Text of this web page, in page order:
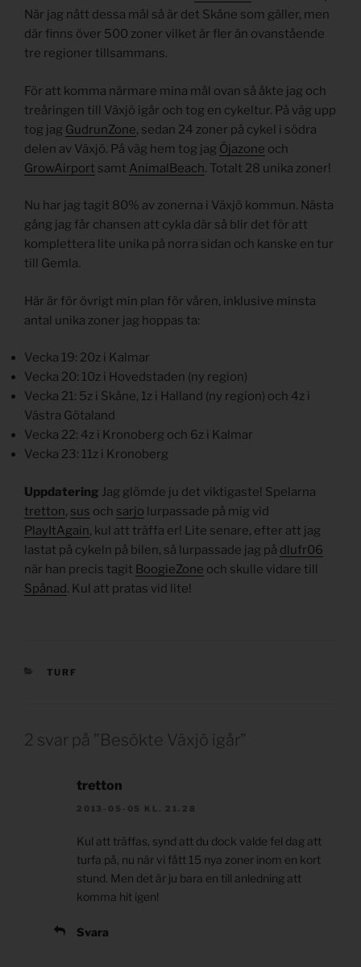
När jag nått dessa mål så är det Skåne som gäller, men
där finns över 500 zoner vilket är fler än ovanstående
tre regioner tillsammans.
För att komma närmare mina mål ovan så åkte jag och
treåringen till Växjö igår och tog en cykeltur. På väg upp
tog jag GudrunZone, sedan 24 zoner på cykel i södra
delen av Växjö. På väg hem tog jag Öjazone och
GrowAirport samt AnimalBeach. Totalt 28 unika zoner!
Nu har jag tagit 80% av zonerna i Växjö kommun. Nästa
gång jag får chansen att cykla där så blir det för att
komplettera lite unika på norra sidan och kanske en tur
till Gemla.
Här är för övrigt min plan för våren, inklusive minsta
antal unika zoner jag hoppas ta:
Vecka 19: 20z i Kalmar
Vecka 20: 10z i Hovedstaden (ny region)
Vecka 21: 5z i Skåne, 1z i Halland (ny region) och 4z i
Västra Götaland
Vecka 22: 4z i Kronoberg och 6z i Kalmar
Vecka 23: 11z i Kronoberg
Uppdatering Jag glömde ju det viktigaste! Spelarna
tretton, sus och sarjo lurpassade på mig vid
PlayItAgain, kul att träffa er! Lite senare, efter att jag
lastat på cykeln på bilen, så lurpassade jag på dlufr06
när han precis tagit BoogieZone och skulle vidare till
Spånad. Kul att pratas vid lite!
KATEGORIER
TURF
2 svar på ”Besökte Växjö igår”
tretton
2013-05-05 KL. 21.28
Kul att träffas, synd att du dock valde fel dag att
turfa på, nu när vi fått 15 nya zoner inom en kort
stund. Men det är ju bara en till anledning att
komma hit igen!
Svara